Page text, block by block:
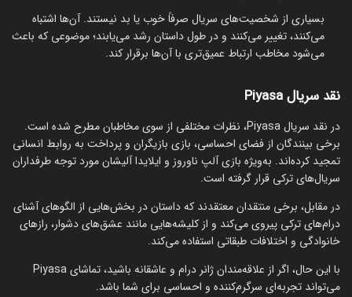
بسیاری از شخصیت‌های سریال صرفاً خوب یا بد نیستند. آن‌ها اشتباه
می‌کنند، تغییر می‌کنند و در طول داستان رشد می‌یابند؛ موضوعی که باعث
می‌شود مخاطب ارتباط عمیق‌تری با آن‌ها برقرار کند.
نقد سریال Piyasa
در نقد سریال Piyasa، نظرات مختلفی از سوی مخاطبان مطرح شده است.
برخی بینندگان از فضای احساسی، بازی بازیگران و پرداخت به روابط انسانی
تمجید کرده‌اند. به‌ویژه بازی آلپ ناوروز و ایلایدا آلیشان مورد توجه طرفداران
سریال‌های ترکی قرار گرفته است.
در مقابل، برخی منتقدان معتقدند که داستان در بخش‌هایی از الگوهای آشنای
درام‌های ترکی پیروی می‌کند و از کلیشه‌هایی مانند عشق‌های دشوار، رازهای
خانوادگی و اختلافات طبقاتی استفاده می‌کند.
با این حال، اگر از علاقه‌مندان ژانر درام و عاشقانه باشید، تماشای Piyasa
می‌تواند تجربه‌ای سرگرم‌کننده و احساسی برای شما باشد.